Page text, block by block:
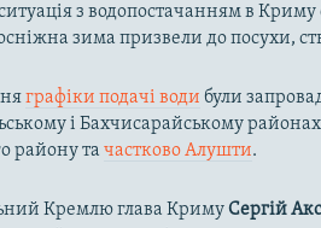
з водопостачанням в
зима призвели до посухи,
графіки подачі води були
і Бахчисарайському
району тачастково Алушти.
Кремлю глава КримуСергій